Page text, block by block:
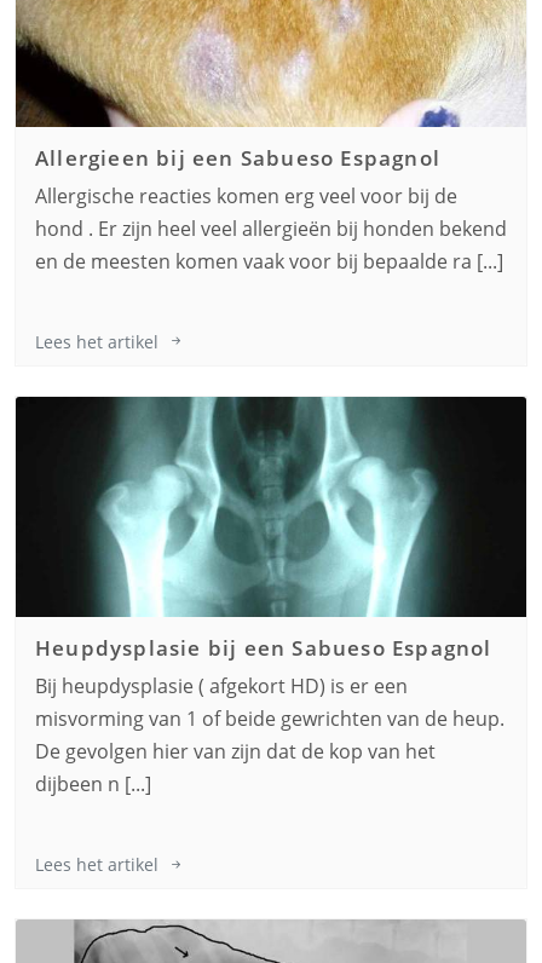
Allergieen bij een Sabueso Espagnol
Allergische reacties komen erg veel voor bij de
hond . Er zijn heel veel allergieën bij honden bekend
en de meesten komen vaak voor bij bepaalde ra [...]
Lees het artikel
Heupdysplasie bij eenSabueso Espagnol
Bij heupdysplasie ( afgekort HD) is er een
misvorming van 1 of beide gewrichten van de heup.
De gevolgen hier van zijn dat de kop van het
dijbeen n [...]
Lees het artikel